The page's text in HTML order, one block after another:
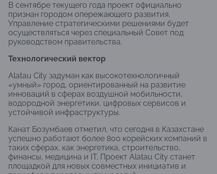
В сентябре текущего года проект официально
признан городом опережающего развития.
Управление стратегическими решениями будет
осуществляться через специальный Совет под
руководством правительства.
Технологический вектор
Alatau City задуман как высокотехнологичный
«умный» город, ориентированный на развитие
инноваций в сферах воздушной мобильности,
водородной энергетики, цифровых сервисов и
устойчивой инфраструктуры.
Канат Бозумбаев отметил, что сегодня в Казахстане
успешно работают более 800 корейских компаний в
таких сферах, как энергетика, строительство,
финансы, медицина и IT. Проект Alatau City станет
площадкой для новых совместных инициатив и